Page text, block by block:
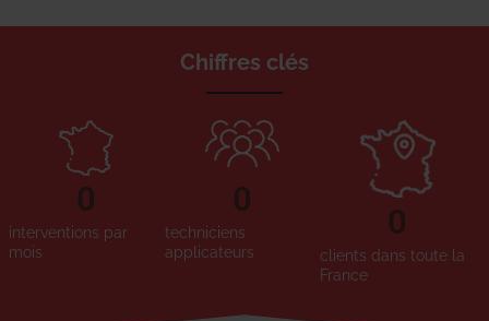
Chiffres clés
interventions par
mois
0
techniciens
applicateurs
0
clients dans toute la
France
0